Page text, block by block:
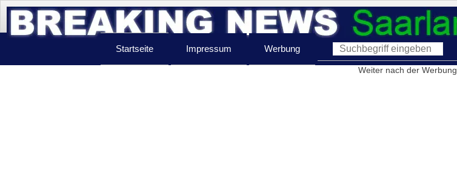
Startseite Impressum Werbung
Weiter nach der Werbung